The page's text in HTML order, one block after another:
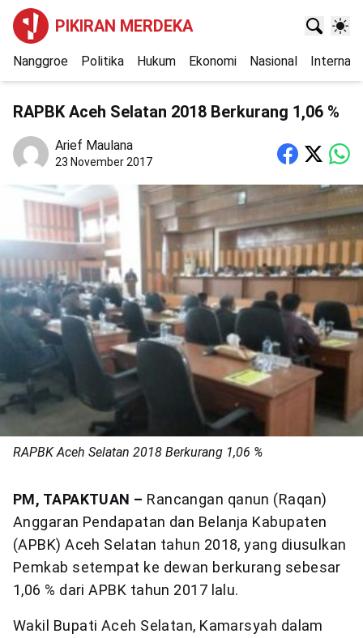
PIKIRAN MERDEKA
Nanggroe Politika Hukum Ekonomi Nasional
RAPBK Aceh Selatan 2018 Berkurang 1,06 %
Arief Maulana
23 November 2017
RAPBK Aceh Selatan 2018 Berkurang 1,06 %
PM, TAPAKTUAN – Rancangan qanun (Raqan)
Anggaran Pendapatan dan Belanja Kabupaten
(APBK) Aceh Selatan tahun 2018, yang diusulkan
Pemkab setempat ke dewan berkurang sebesar
1,06 % dari APBK tahun 2017 lalu.
Wakil Bupati Aceh Selatan, Kamarsyah dalam